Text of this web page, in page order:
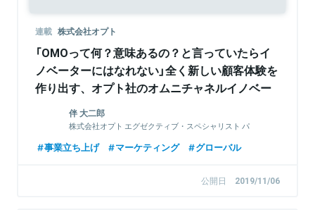
連載 株式会社オプト
「OMOって何？意味あるの？と言っていたらイ
ノベーターにはなれない」全く新しい顧客体験を
作り出す、オプト社のオムニチャネルイノベー
ションセンターが生まれたワケ
伴 大二郎
株式会社オプト エグゼクティブ・スペシャリスト パ
事業立ち上げ マーケティング グローバル
公開日 2019/11/06